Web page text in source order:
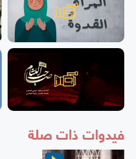
فيدوات ذات صلة